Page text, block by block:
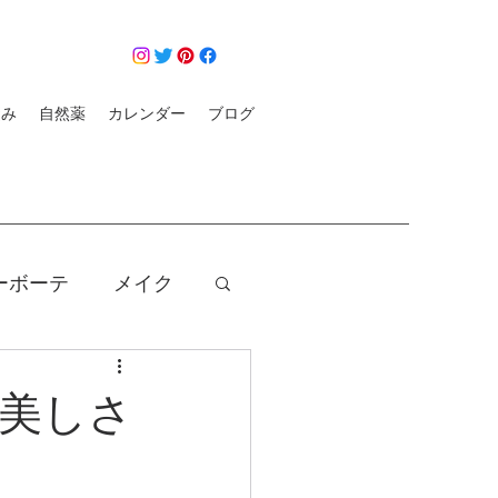
自然薬 カレンダー ブログ
ボーテ メイク
クレンジング
しさ